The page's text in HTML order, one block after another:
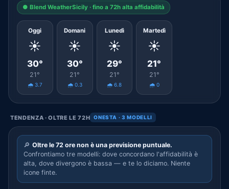
● Blend WeatherSicily · fino a 72h alta affidabilità
Oggi
☀️
30°
21°
🌧️ 3.7
Domani
☀️
30°
21°
🌧️ 0.3
Lunedì
☀️
29°
21°
🌧️ 6.8
Martedì
☀️
21°
21°
🌧️ 0
TENDENZA · OLTRE LE 72H ONESTA · 3 MODELLI
🔎 Oltre le 72 ore non è una previsione puntuale.
Confrontiamo tre modelli: dove concordano l'affidabilità è
alta, dove divergono è bassa — e te lo diciamo. Niente
icone finte.